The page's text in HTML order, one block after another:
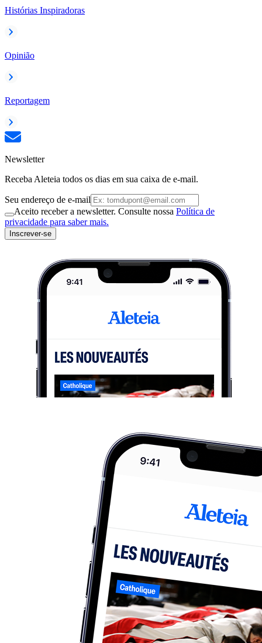
Histórias Inspiradoras
Opinião
Reportagem
Newsletter
Receba Aleteia todos os dias em sua caixa de e-mail.
Seu endereço de e-mail
Aceito receber a newsletter. Consulte nossa Política de
privacidade para saber mais.
Inscrever-se